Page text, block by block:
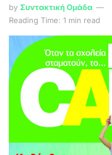
by Συντακτική Ομάδα
Reading Time: 1 min read